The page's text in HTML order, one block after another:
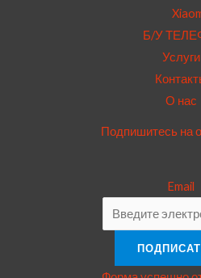
Б/У
Услуги
О нас
Подпишитесь на
Email